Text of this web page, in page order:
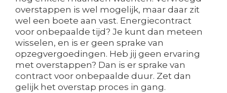
overstappen is wel mogelijk, maar daar zit
wel een boete aan vast. Energiecontract
voor onbepaalde tijd? Je kunt dan meteen
wisselen, en is er geen sprake van
opzegvergoedingen. Heb jij geen ervaring
met overstappen? Dan is er sprake van
contract voor onbepaalde duur. Zet dan
gelijk het overstap proces in gang.